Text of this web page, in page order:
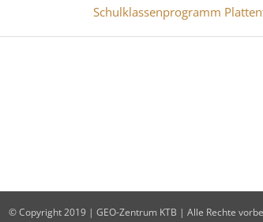
Schulklassenprogramm
© Copyright 2019 | GEO-Zentrum KTB | Alle Rechte